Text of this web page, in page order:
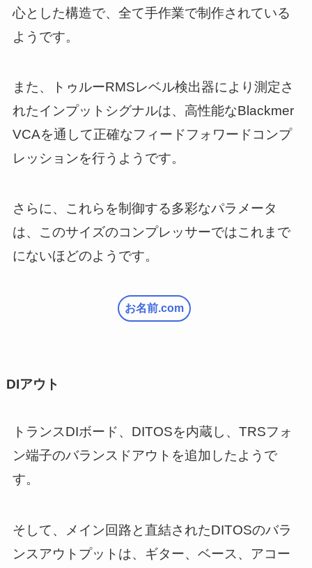
心とした構造で、全て手作業で制作されている
ようです。
また、トゥルーRMSレベル検出器により測定さ
れたインプットシグナルは、高性能なBlackmer
VCAを通して正確なフィードフォワードコンプ
レッションを行うようです。
さらに、これらを制御する多彩なパラメータ
は、このサイズのコンプレッサーではこれまで
にないほどのようです。
お名前.com
DIアウト
トランスDIボード、DITOSを内蔵し、TRSフォ
ン端子のバランスドアウトを追加したようで
す。
そして、メイン回路と直結されたDITOSのバラ
ンスアウトプットは、ギター、ベース、アコー